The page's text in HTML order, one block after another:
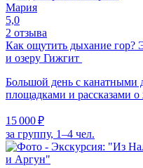
Мария
5,0
2 отзыва
Как ощутить дыхание гор?
и озеру Гижгит
Большой день с канатными
площадками и рассказами о
15 000 ₽
за группу, 1–4 чел.